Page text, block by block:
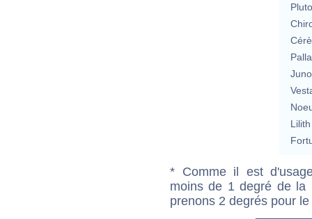
Lilith
* Comme il est
moins de 1 degré de la
prenons 2 degrés pour